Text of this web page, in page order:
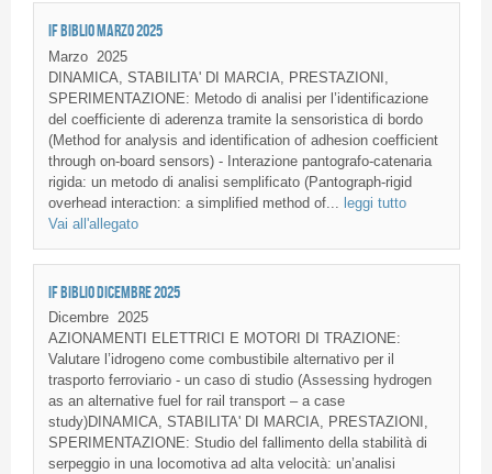
IF BIBLIO MARZO 2025
Marzo
2025
DINAMICA, STABILITA' DI MARCIA, PRESTAZIONI,
SPERIMENTAZIONE: Metodo di analisi per l’identificazione
del coefficiente di aderenza tramite la sensoristica di bordo
(Method for analysis and identification of adhesion coefficient
through on-board sensors) - Interazione pantografo-catenaria
rigida: un metodo di analisi semplificato (Pantograph-rigid
overhead interaction: a simplified method of... leggi tutto
Vai all'allegato
IF BIBLIO DICEMBRE 2025
Dicembre 2025
AZIONAMENTI ELETTRICI E MOTORI DI TRAZIONE:
Valutare l’idrogeno come combustibile alternativo per il
trasporto ferroviario - un caso di studio (Assessing hydrogen
as an alternative fuel for rail transport – a case
study)DINAMICA, STABILITA' DI MARCIA, PRESTAZIONI,
SPERIMENTAZIONE: Studio del fallimento della stabilità di
serpeggio in una locomotiva ad alta velocità: un’analisi